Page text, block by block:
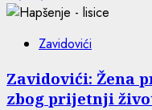
Zavidovići
Zavidovići: Žena
zbog prijetnji